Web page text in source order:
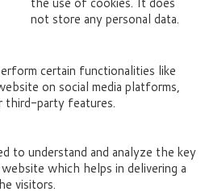
not store any personal data.
certain functionalities like
on social media platforms,
third-party features.
to understand and analyze the key
which helps in delivering a
visitors.